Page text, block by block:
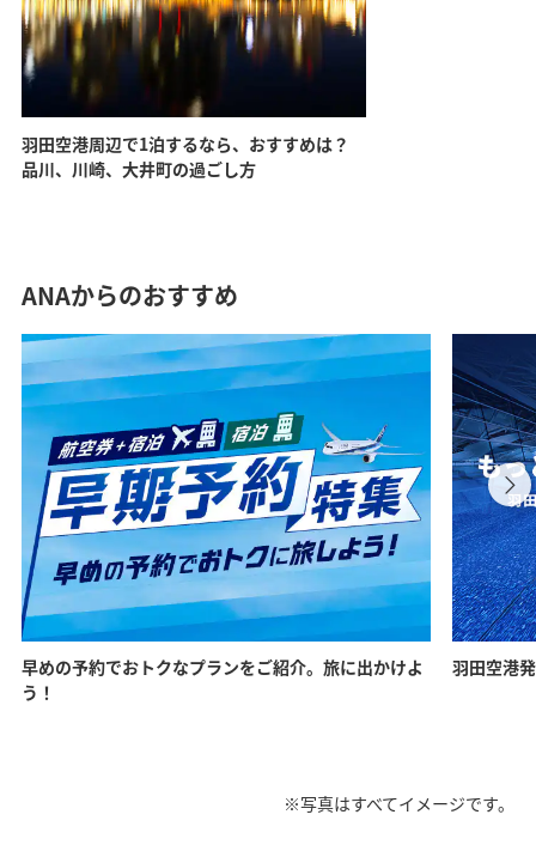
羽田空港周辺で1泊するなら、おすすめは？
品川、川崎、大井町の過ごし方
ANAからのおすすめ
早めの予約でおトクなプランをご紹介。旅に出かけよ
う！
羽田空港
※写真はすべてイメージです。